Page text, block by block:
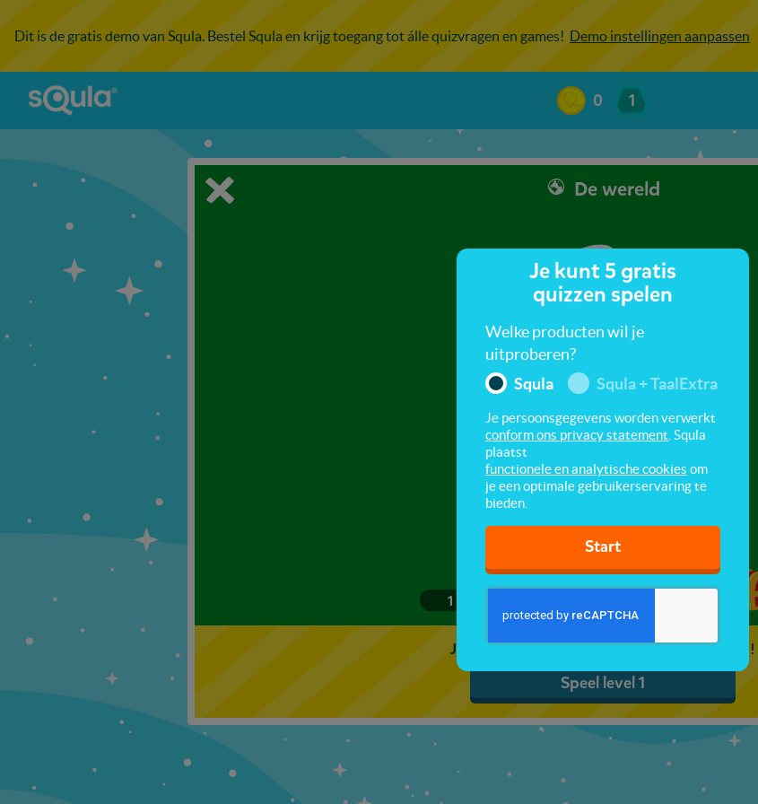
Dit is de gratis demo van Squla. Bestel Squla en krijg toegang tot álle quizvragen en games! Demo instellingen aanpassen
0 1
De wereld
Welke sporten ken jij? Speel de quiz.
1
Je kunt 5 gratis quizzen spelen. Speel de eerste!
Speel level 1
Je kunt 5 gratis
quizzen spelen
Welke producten wil je
uitproberen?
Squla
Squla + TaalExtra
Je persoonsgegevens worden verwerkt
conform ons privacy statement . Squla
plaatst
functionele en analytische cookies om
je een optimale gebruikerservaring te
bieden.
Start